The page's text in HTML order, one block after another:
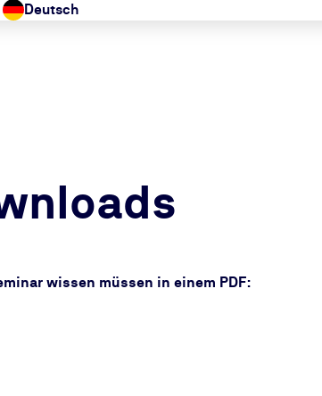
Deutsch
wissen müssen in einem PDF: